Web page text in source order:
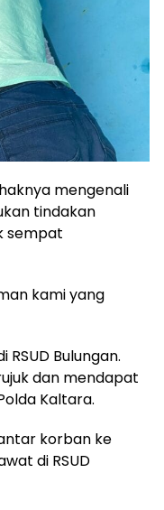
mengenali
tindakan
sempat
kami yang
Bulungan.
dan mendapat
Kaltara.
korban ke
di RSUD